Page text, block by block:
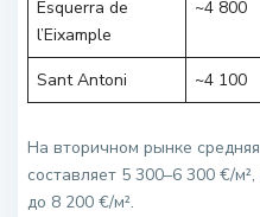
Esquerra de
l’Eixample
~4 800
Sant Antoni ~4 100
На вторичном рынке
составляет 5 300–6 300 €/
до 8 200 €/м².